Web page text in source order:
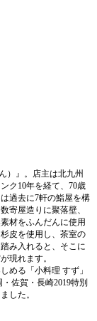
）』。店主は北九州
ク10年を経て、70歳
過去に7軒の鮨屋を構
寄屋造りに聚落壁、
材をふんだんに使用
皮を使用し、茶室の
み入れると、そこに
現れます。
める「小料理 すず」
佐賀・長崎2019特別
した。